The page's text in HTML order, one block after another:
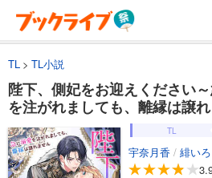
TL TL小説
陛下、側妃をお迎えください
を注がれましても、離縁は譲
TL
宇奈月香 / 緋いろ